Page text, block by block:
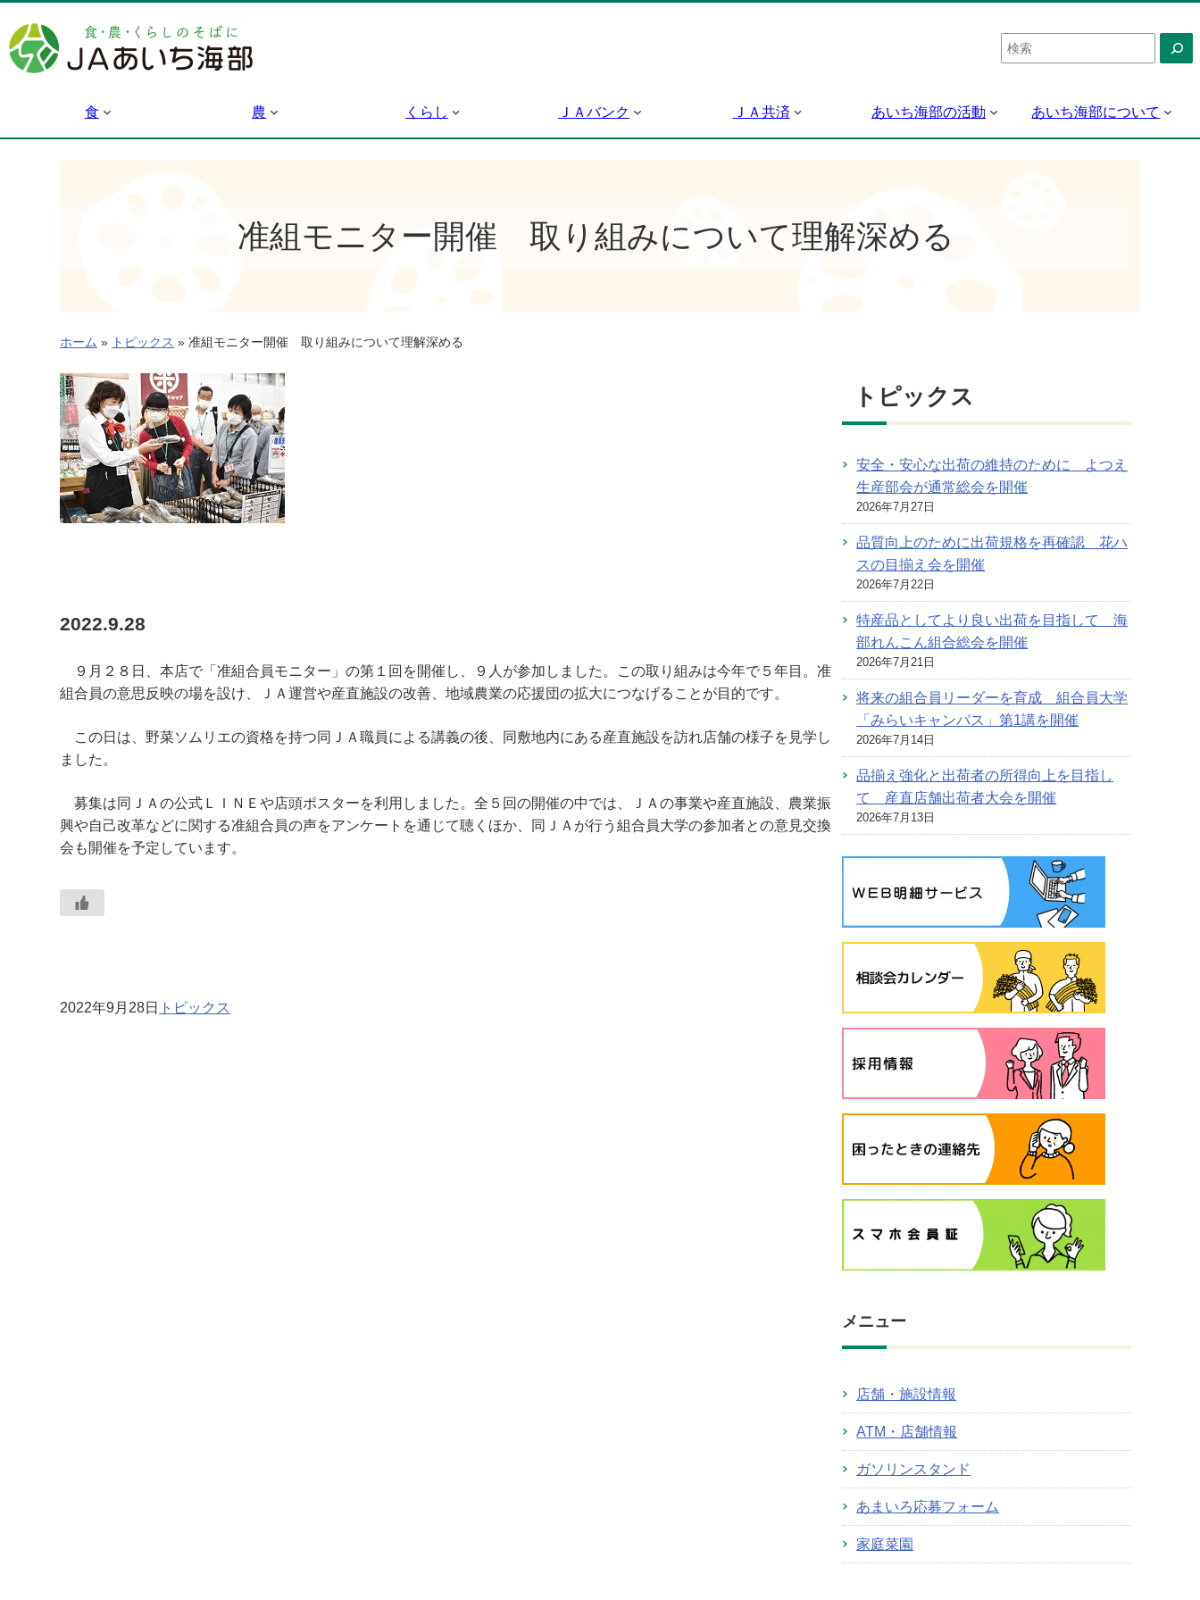
容
を
検
索
食 農 くらし ＪＡバンク ＪＡ共済 あいち海部の活動 あいち海部について
准組モニター開催 取り組みについて理解深める
ホーム » トピックス » 准組モニター開催 取り組みについて理解深める
2022.9.28
９月２８日、本店で「准組合員モニター」の第１回を開催し、９人が参加しました。この取り組みは今年で５年目。准
組合員の意思反映の場を設け、ＪＡ運営や産直施設の改善、地域農業の応援団の拡大につなげることが目的です。
この日は、野菜ソムリエの資格を持つ同ＪＡ職員による講義の後、同敷地内にある産直施設を訪れ店舗の様子を見学し
ました。
募集は同ＪＡの公式ＬＩＮＥや店頭ポスターを利用しました。全５回の開催の中では、ＪＡの事業や産直施設、農業振
興や自己改革などに関する准組合員の声をアンケートを通じて聴くほか、同ＪＡが行う組合員大学の参加者との意見交換
会も開催を予定しています。
2022年9月28日 トピックス
トピックス
安全・安心な出荷の維持のために よつえ
生産部会が通常総会を開催
2026年7月27日
品質向上のために出荷規格を再確認 花ハ
スの目揃え会を開催
2026年7月22日
特産品としてより良い出荷を目指して 海
部れんこん組合総会を開催
2026年7月21日
将来の組合員リーダーを育成 組合員大学
「みらいキャンパス」第1講を開催
2026年7月14日
品揃え強化と出荷者の所得向上を目指し
て 産直店舗出荷者大会を開催
2026年7月13日
メニュー
店舗・施設情報
ATM・店舗情報
ガソリンスタンド
あまいろ応募フォーム
家庭菜園